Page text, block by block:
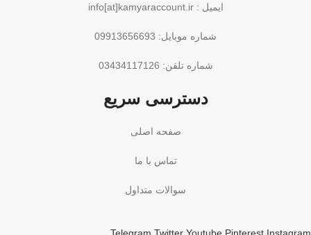
ایمیل : info[at]kamyaraccount.ir
شماره موبایل: 09913656693
شماره تلفن: 03434117126
دسترسی سریع
صفحه اصلی
تماس با ما
سوالات متداول
Telegram Twitter Youtube Pinterest Instagram